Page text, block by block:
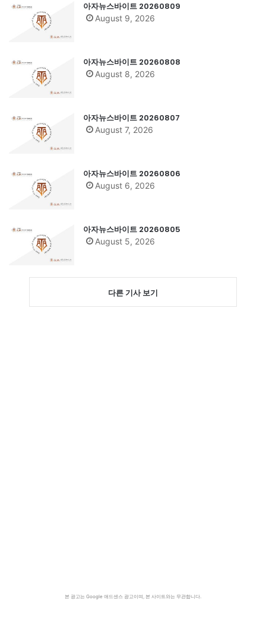
아자뉴스바이트 20260809
August 9, 2026
아자뉴스바이트 20260808
August 8, 2026
아자뉴스바이트 20260807
August 7, 2026
아자뉴스바이트 20260806
August 6, 2026
아자뉴스바이트 20260805
August 5, 2026
다른 기사 보기
본 광고는 Google 애드센스 광고이며, 본 사이트와는 무관합니다.